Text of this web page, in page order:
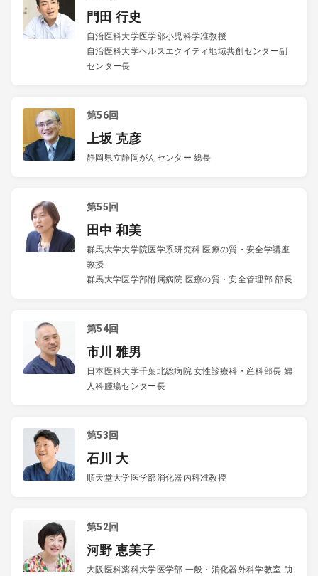
門田 行史
自治医科大学医学部小児科学准教授
自治医科大学ヘルスエクイティ地域共創センター副
センター長
第56回
上坂 克彦
静岡県立静岡がんセンター 総長
第55回
田中 和美
群馬大学大学院医学系研究科 医療の質・安全学講座
教授
群馬大学医学部附属病院 医療の質・安全管理部 部長
第54回
市川 雅男
日本医科大学千葉北総病院 女性診療科・産科部長 婦
人科腫瘍センター長
第53回
石川 大
順天堂大学医学部消化器内科准教授
第52回
河野 恵美子
大阪医科薬科大学医学部 一般・消化器外科学教室 助